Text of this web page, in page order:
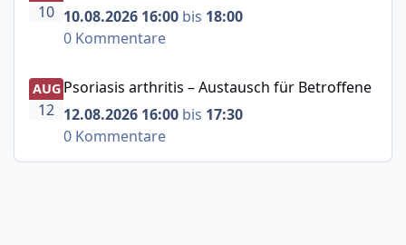
10 10.08.2026 16:00 bis 18:00
0 Kommentare
Psoriasis arthritis – Austausch für Betroffene
AUG
12
Psoriasis arthritis – Austausch für Betroffene
12.08.2026 16:00 bis 17:30
0 Kommentare